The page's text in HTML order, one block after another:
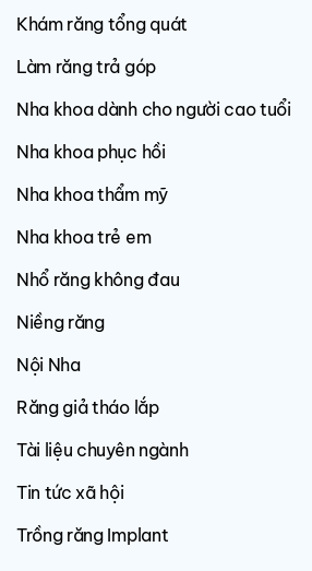
Khám răng tổng quát
Làm răng trả góp
Nha khoa dành cho người cao tuổi
Nha khoa phục hồi
Nha khoa thẩm mỹ
Nha khoa trẻ em
Nhổ răng không đau
Niềng răng
Nội Nha
Răng giả tháo lắp
Tài liệu chuyên ngành
Tin tức xã hội
Trồng răng Implant